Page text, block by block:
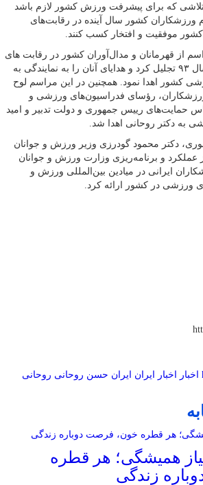
که برای پیشرفت ورزش کشور لازم باشد
ورزشکاران کشور سال آینده در رقابت‌های
کشور موفقیت و افتخار کسب کنند.
از قهرمانان و مدال‌آوران کشور در رقابت های
آسیایی و بین المللی در سال ۹۳ تجلیل کرد و هدایای آنان را به نمایندگی به
ورزشی کشور اهدا نمود. همچنین در این مراسم لوح
رؤسای فدراسیون‌های ورزشی و
حمایت‌های رییس جمهوری و دولت تدبیر و امید
به دکتر روحانی اهدا شد.
دکتر محمود گودرزی وزیر ورزش و جوانان
عملکرد و برنامه‌ریزی وزارت ورزش و جوانان
ایرانی در میادین بین‌المللی ورزش و
ورزشی در کشور ارائه کرد.
اخبار اخبار ایران ایران حسن روحانی روحانی
همیشگی؛ هر قطره
زندگی